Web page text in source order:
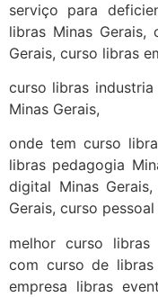
serviço para
libras Minas Gerais,
Gerais, curso libras
curso libras
Minas Gerais,
onde tem curso
libras pedagogia
digital Minas
Gerais, curso
melhor curso libras
com curso de libras
empresa libras